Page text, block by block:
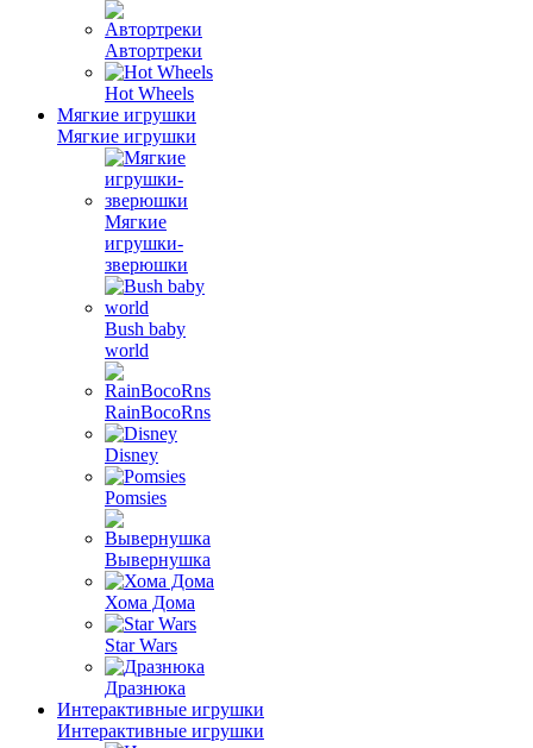
Автортреки
Hot Wheels
Мягкие игрушки
Мягкие игрушки
Мягкие
игрушки-
зверюшки
Bush baby
world
RainBocoRns
Disney
Pomsies
Вывернушка
Хома Дома
Star Wars
Дразнюка
Интерактивные игрушки
Интерактивные игрушки